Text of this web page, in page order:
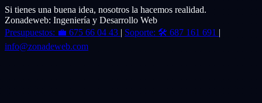
Si tienes una buena idea, nosotros la hacemos realidad.
Zonadeweb: Ingeniería y Desarrollo Web
Presupuestos: 💼 675 66 04 43 | Soporte: 🛠️ 687 161 691 |
info@zonadeweb.com